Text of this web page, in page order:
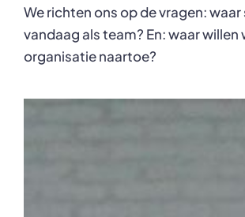
We richten ons op de vragen:
vandaag als team? En: waar willen
organisatie naartoe?